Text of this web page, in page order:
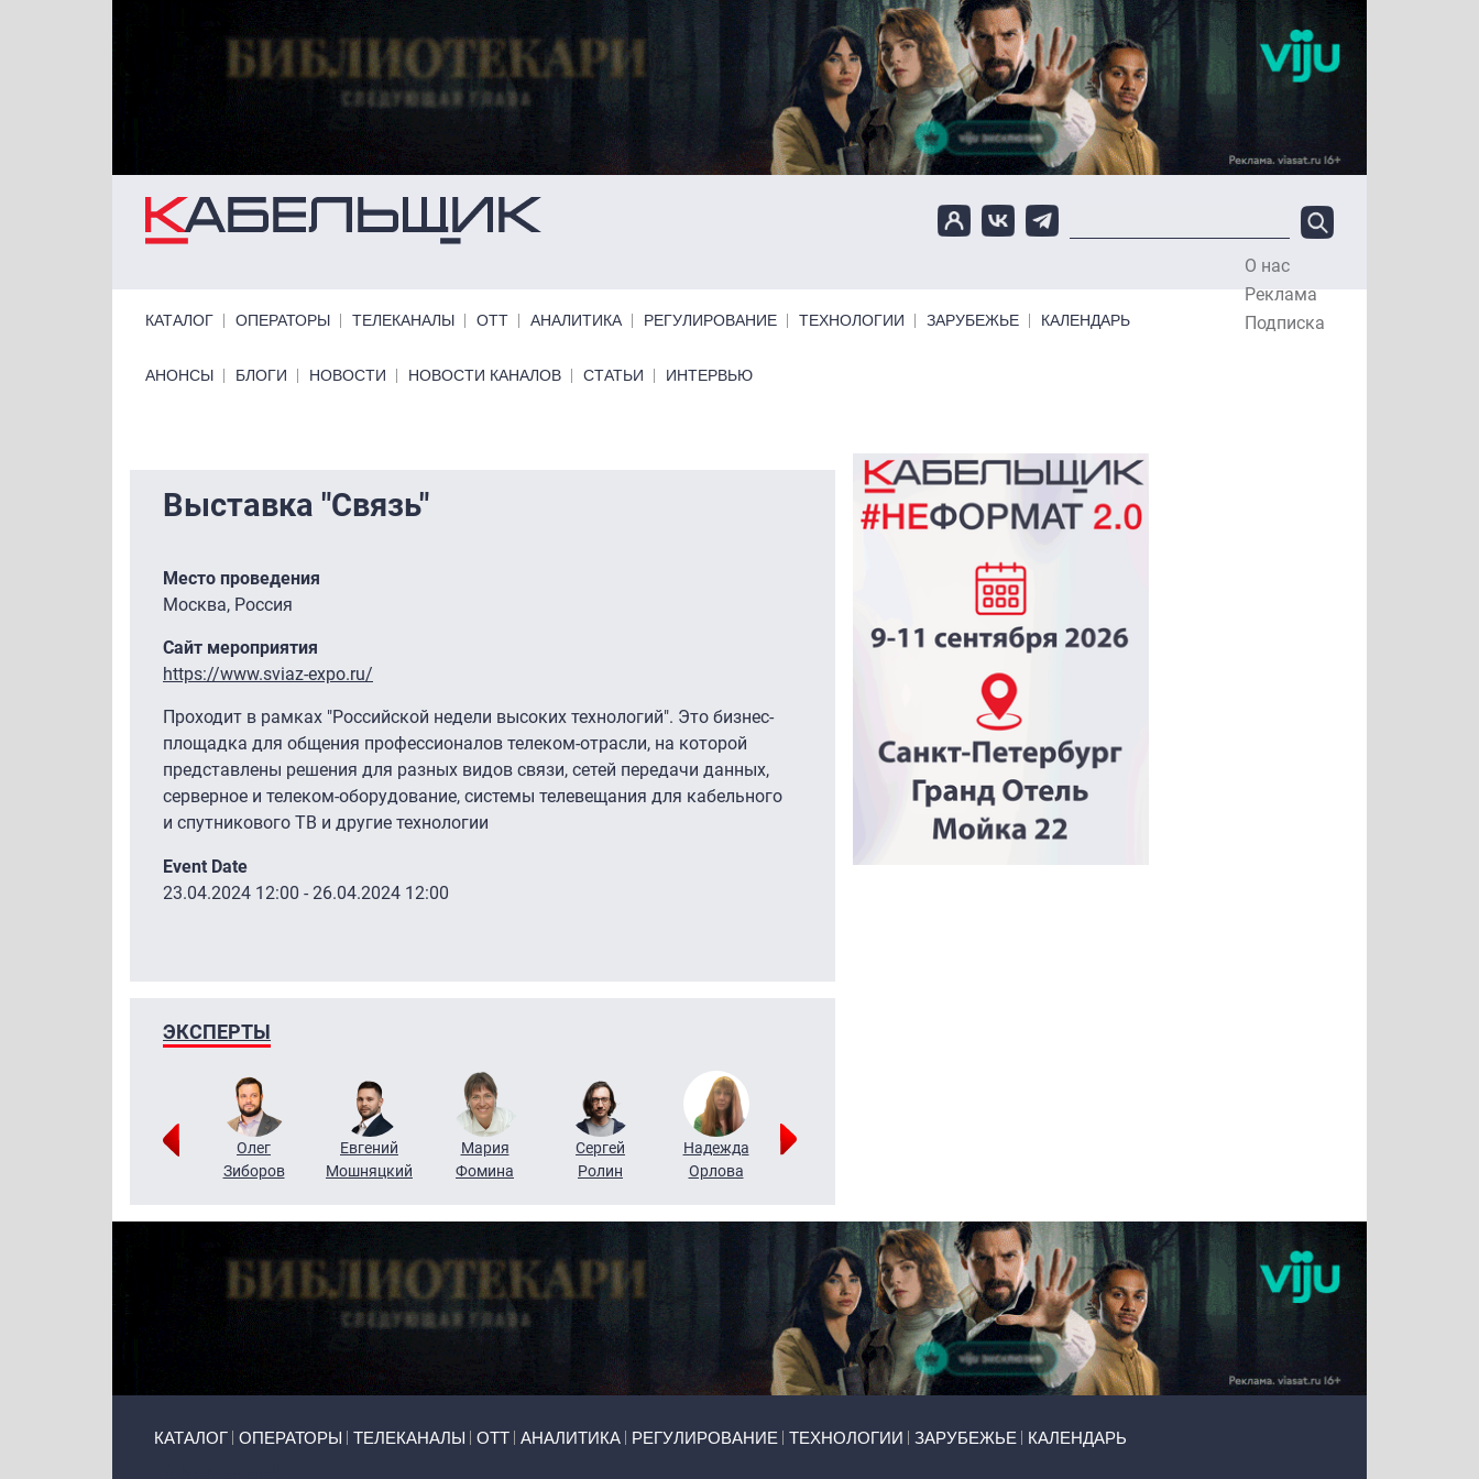
О нас
Реклама
Подписка
КАТАЛОГ ОПЕРАТОРЫ ТЕЛЕКАНАЛЫ ОТТ АНАЛИТИКА РЕГУЛИРОВАНИЕ ТЕХНОЛОГИИ ЗАРУБЕЖЬЕ КАЛЕНДАРЬ
Primary links bottom
АНОНСЫ БЛОГИ НОВОСТИ НОВОСТИ КАНАЛОВ СТАТЬИ ИНТЕРВЬЮ
Выставка "Связь"
Место проведения
Москва, Россия
Сайт мероприятия
https://www.sviaz-expo.ru/
Проходит в рамках "Российской недели высоких технологий". Это бизнес-
площадка для общения профессионалов телеком-отрасли, на которой
представлены решения для разных видов связи, сетей передачи данных,
серверное и телеком-оборудование, системы телевещания для кабельного
и спутникового ТВ и другие технологии
Event Date
23.04.2024 12:00 - 26.04.2024 12:00
ЭКСПЕРТЫ
Григорий
Олег
Зиборов
Евгений
Мошняцкий
Мария
Фомина
Сергей
Ролин
Надежда
Орлова
КАТАЛОГ ОПЕРАТОРЫ ТЕЛЕКАНАЛЫ ОТТ АНАЛИТИКА РЕГУЛИРОВАНИЕ ТЕХНОЛОГИИ ЗАРУБЕЖЬЕ КАЛЕНДАРЬ